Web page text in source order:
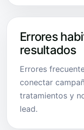
Errores
resultados
Errores
conectar
tratamientos y
lead.